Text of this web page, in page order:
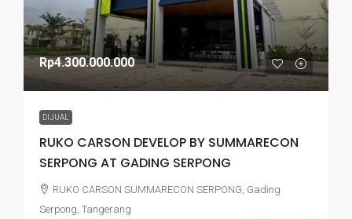
Rp4.300.000.000
DIJUAL
RUKO CARSON DEVELOP BY SUMMARECON
SERPONG AT GADING SERPONG
RUKO CARSON SUMMARECON SERPONG, Gading
Serpong, Tangerang